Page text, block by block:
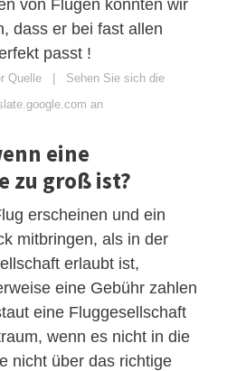
von Flügen konnten wir
dass er bei fast allen
passt !
Quelle | Sehen Sie sich die
an
eine
zu groß ist?
erscheinen und ein
mitbringen, als in der
erlaubt ist,
eine Gebühr zahlen
eine Fluggesellschaft
wenn es nicht in die
nicht über das richtige